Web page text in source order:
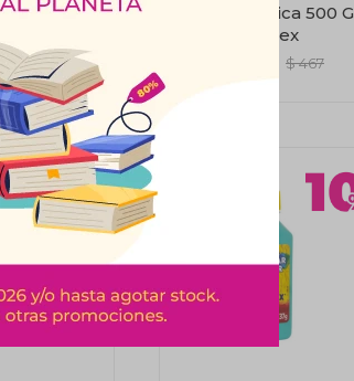
Acrilex
$ 243
Goma Vinílica 500 G
Acrilex
$ 467